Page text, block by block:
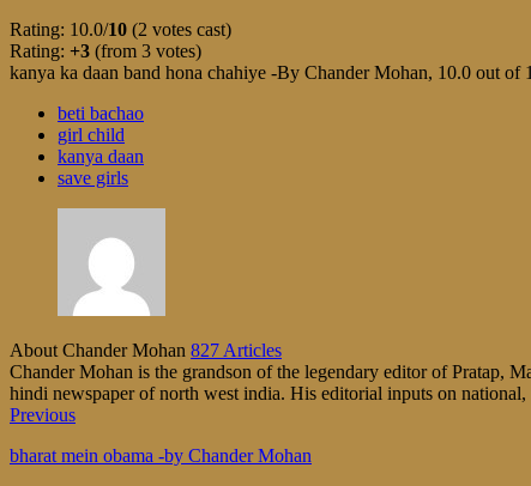
Rating: 10.0/10 (2 votes cast)
Rating: +3 (from 3 votes)
kanya ka daan band hona chahiye -By Chander Mohan, 10.0 out of
beti bachao
girl child
kanya daan
save girls
About Chander Mohan 827 Articles
Chander Mohan is the grandson of the legendary editor of Pratap,
hindi newspaper of north west india. His editorial inputs on
Previous
bharat mein obama -by Chander Mohan